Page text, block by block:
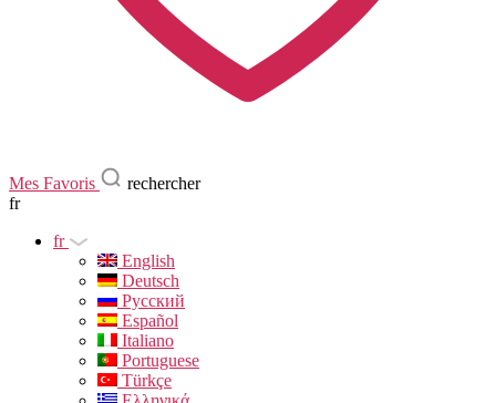
Mes Favoris
rechercher
fr
fr
English
Deutsch
Русский
Español
Italiano
Portuguese
Türkçe